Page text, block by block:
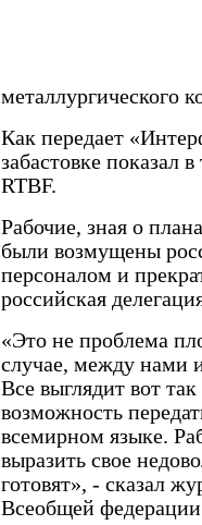
металлургического
Как передает
забастовке показал
RTBF.
Рабочие, зная о
были возмущены
персоналом и
российская
«Это не проблема
случае, между нами
Все выглядит вот
возможность
всемирном языке.
выразить свое
готовят», - сказал
Всеобщей